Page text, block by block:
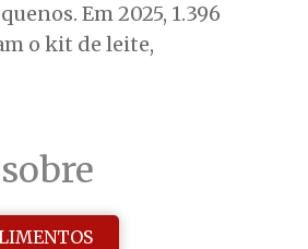
Em 2025, 1.396
o kit de leite,